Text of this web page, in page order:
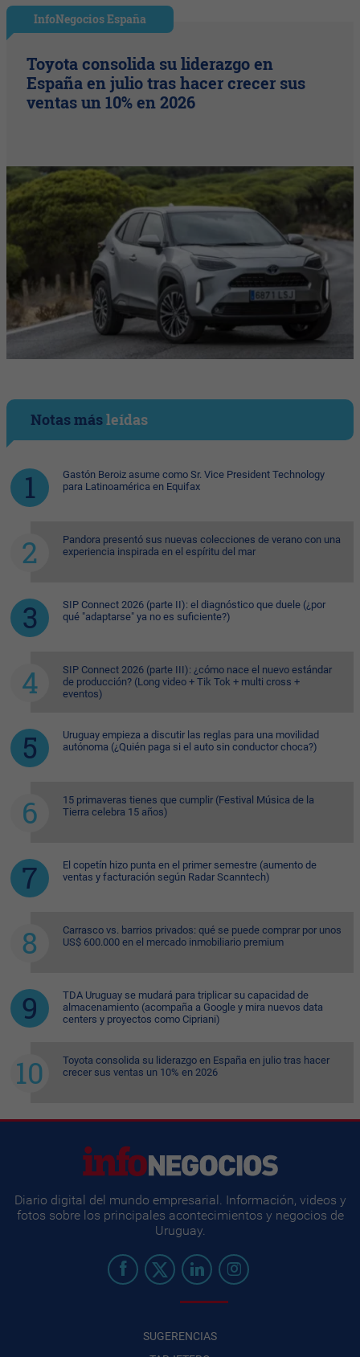
InfoNegocios España
Toyota consolida su liderazgo en
España en julio tras hacer crecer sus
ventas un 10% en 2026
Notas másleídas
Gastón Beroiz asume como Sr. Vice President Technology
para Latinoamérica en Equifax
Pandora presentó sus nuevas colecciones de verano con una
experiencia inspirada en el espíritu del mar
SIP Connect 2026 (parte II): el diagnóstico que duele (¿por
qué "adaptarse" ya no es suficiente?)
SIP Connect 2026 (parte III): ¿cómo nace el nuevo estándar
de producción? (Long video + Tik Tok + multi cross +
eventos)
Uruguay empieza a discutir las reglas para una movilidad
autónoma (¿Quién paga si el auto sin conductor choca?)
15 primaveras tienes que cumplir (Festival Música de la
Tierra celebra 15 años)
El copetín hizo punta en el primer semestre (aumento de
ventas y facturación según Radar Scanntech)
Carrasco vs. barrios privados: qué se puede comprar por unos
US$ 600.000 en el mercado inmobiliario premium
TDA Uruguay se mudará para triplicar su capacidad de
almacenamiento (acompaña a Google y mira nuevos data
centers y proyectos como Cipriani)
Toyota consolida su liderazgo en España en julio tras hacer
crecer sus ventas un 10% en 2026
Diario digital del mundo empresarial. Información, videos y
fotos sobre los principales acontecimientos y negocios de
Uruguay.
SUGERENCIAS